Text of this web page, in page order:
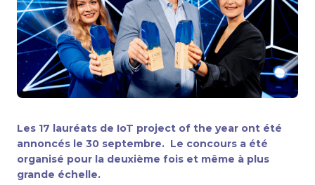
Les 17 lauréats de IoT project of the year ont été
annoncés le 30 septembre. Le concours a été
organisé pour la deuxième fois et même à plus
grande échelle.